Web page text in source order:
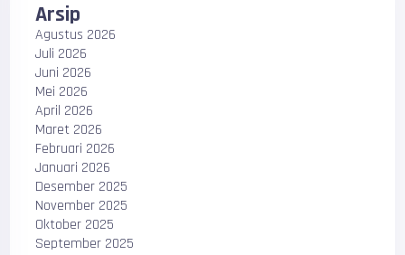
Arsip
Agustus 2026
Juli 2026
Juni 2026
Mei 2026
April 2026
Maret 2026
Februari 2026
Januari 2026
Desember 2025
November 2025
Oktober 2025
September 2025